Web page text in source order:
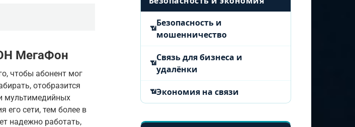
МегаФон
чтобы абонент мог
отобразится
мультимедийных
его сети, тем более в
надежно работать,
Безопасность и
мошенничество
Связь для бизнеса и
удалёнки
Экономия на связи